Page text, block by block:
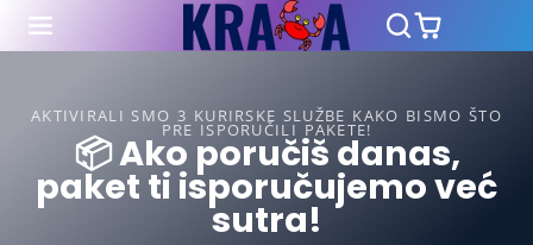
AKTIVIRALI SMO 3 KURIRSKE SLUŽBE KAKO BISMO ŠTO
PRE ISPORUČILI PAKETE!
📦 Ako poručiš danas,
paket ti isporučujemo već
sutra!